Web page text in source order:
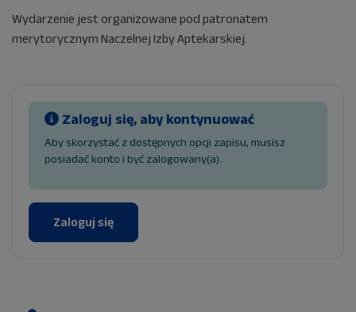
Wydarzenie jest organizowane pod patronatem
merytorycznym Naczelnej Izby Aptekarskiej.
Zaloguj się, aby kontynuować
Aby skorzystać z dostępnych opcji zapisu, musisz
posiadać konto i być zalogowany(a).
Zaloguj się